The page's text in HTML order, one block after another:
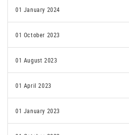
01 January 2024
01 October 2023
01 August 2023
01 April 2023
01 January 2023